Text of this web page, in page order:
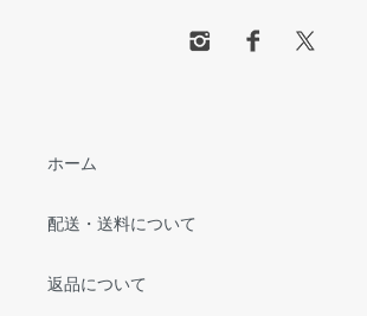
ホーム
配送・送料について
返品について